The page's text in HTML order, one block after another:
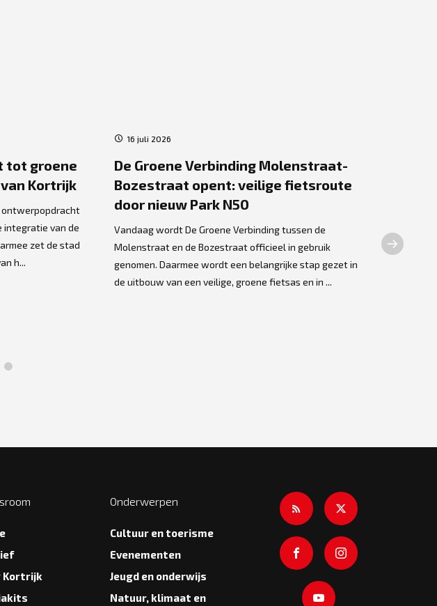
tot groene
Kortrijk
ontwerpopdracht
integratie van de
zet de stad
h...
16 juli 2026
De Groene Verbinding Molenstraat-
Bozestraat opent: veilige fietsroute
door nieuw Park N50
Vandaag wordt De Groene Verbinding tussen de
Molenstraat en de Bozestraat officieel in gebruik
genomen. Daarmee wordt een belangrijke stap gezet in
de uitbouw van een veilige, groene fietsas en in ...
de
Kortrijk
Onderwerpen
Cultuur en toerisme
Evenementen
Jeugd en onderwijs
Natuur, klimaat en